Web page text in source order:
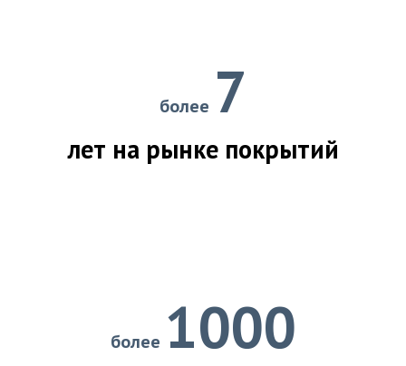
более 7
лет на рынке покрытий
более 1000